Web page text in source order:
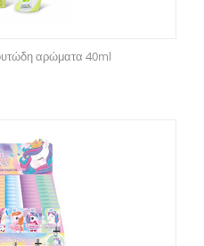
αρώματα 40ml